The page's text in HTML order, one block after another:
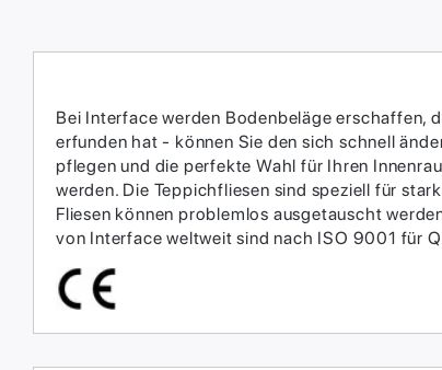
Bei Interface werden Bodenbeläge erschaffen,
erfunden hat - können Sie den sich schnell
pflegen und die perfekte Wahl für Ihren
werden.​ Die Teppichfliesen sind speziell für
Fliesen können problemlos ausgetauscht
von Interface weltweit sind nach ISO 9001 für